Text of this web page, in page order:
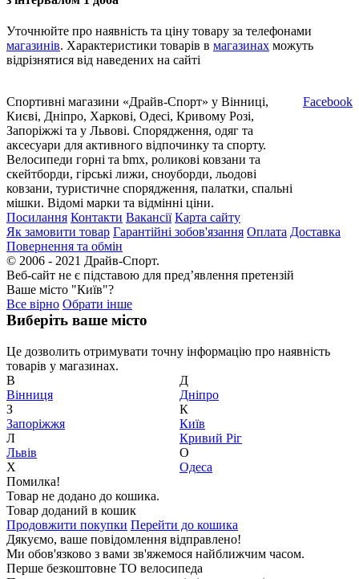
Уточнюйте про наявність та ціну товару за телефонами
магазинів. Характеристики товарів в магазинах можуть
відрізнятися від наведених на сайті
Спортивні магазини «Драйв-Спорт» у Вінниці,
Києві, Дніпро, Харкові, Одесі, Кривому Розі,
Запоріжжі та у Львові. Спорядження, одяг та
аксесуари для активного відпочинку та спорту.
Велосипеди горні та bmx, роликові ковзани та
скейтборди, гірські лижи, сноуборди, льодові
ковзани, туристичне спорядження, палатки, спальні
мішки. Відомі марки та відмінні ціни.
Facebook
Посилання Контакти Вакансії Карта сайту
Як замовити товар Гарантійні зобов'язання Оплата Доставка
Повернення та обмін
© 2006 - 2021 Драйв-Спорт.
Веб-сайт не є підставою для пред’явлення претензій
Ваше місто "Київ"?
Все вірно Обрати інше
Виберіть ваше місто
Це дозволить отримувати точну інформацію про наявність
товарів у магазинах.
В
Вiнниця
З
Запоріжжя
Л
Львів
Х
Д
Дніпро
К
Київ
Кривий Ріг
О
Одеса
Помилка!
Товар не додано до кошика.
Товар доданий в кошик
Продовжити покупки Перейти до кошика
Дякуємо, ваше повідомлення відправлено!
Ми обов'язково з вами зв'яжемося найближчим часом.
Перше безкоштовне ТО велосипеда